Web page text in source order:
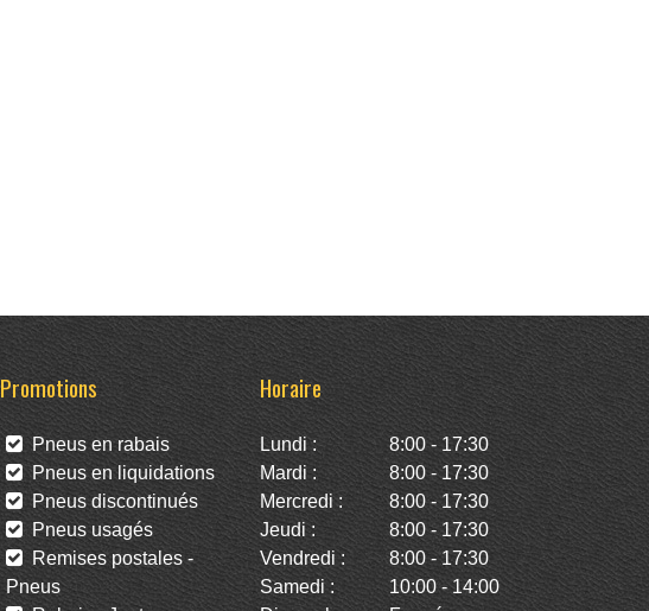
Promotions
Pneus en rabais
Pneus en liquidations
Pneus discontinués
Pneus usagés
Remises postales -
Pneus
Horaire
Lundi :
8:00 - 17:30
Mardi :
8:00 - 17:30
Mercredi :
8:00 - 17:30
Jeudi :
8:00 - 17:30
Vendredi :
8:00 - 17:30
Samedi :
10:00 - 14:00